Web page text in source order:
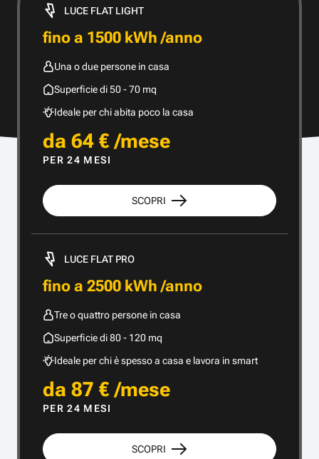
LUCE FLAT LIGHT
fino a 1500 kWh /anno
Una o due persone in casa
Superficie di 50 - 70 mq
Ideale per chi abita poco la casa
da 64 € /mese
PER 24 MESI
SCOPRI
LUCE FLAT PRO
fino a 2500 kWh /anno
Tre o quattro persone in casa
Superficie di 80 - 120 mq
Ideale per chi è spesso a casa e lavora in smart
da 87 € /mese
PER 24 MESI
SCOPRI